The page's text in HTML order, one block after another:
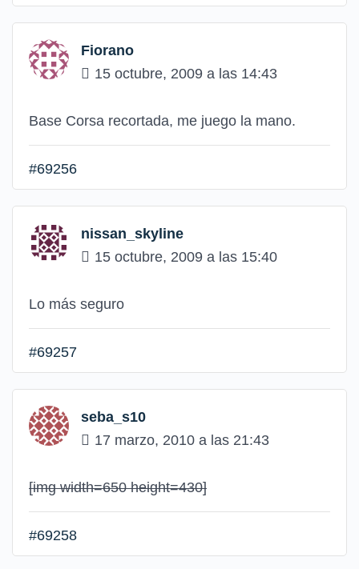
Fiorano
15 octubre, 2009 a las 14:43
Base Corsa recortada, me juego la mano.
#69256
nissan_skyline
15 octubre, 2009 a las 15:40
Lo más seguro
#69257
seba_s10
17 marzo, 2010 a las 21:43
[img width=650 height=430]
#69258